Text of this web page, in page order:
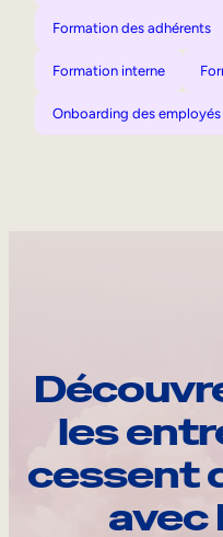
Formation des adhérents
Formation interne
Onboarding des employés
les
cessent
avec